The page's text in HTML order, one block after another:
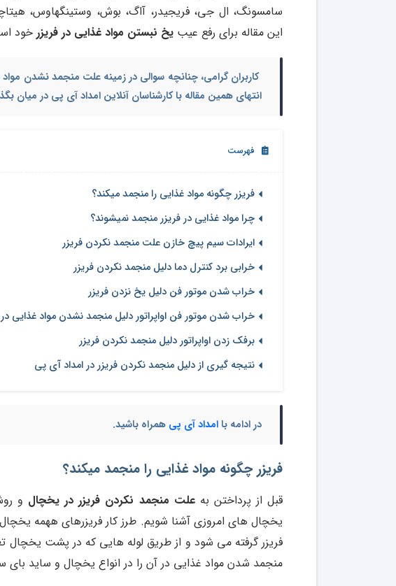
سامسونگ، ال جی، فریجیدر، آاگ، بوش، وستینگهاوس،
این مقاله برای رفع عیب یخ نبستن مواد غذایی در فریزر خود
کاربران گرامی، چنانچه سوالی در زمینهعلت منجمد نشدن مواد
انتهای همین مقاله با کارشناسان آنلاین امداد آی پی در میان
فهرست
فریزر چگونه مواد غذایی را منجمد میکند؟
چرا مواد غذایی در فریزر منجمد نمیشوند؟
ایرادات سیم پیچ خازن علت منجمد نکردن فریزر
خرابی برد کنترل دما دلیل منجمد نکردن فریزر
خراب شدن موتور فن دلیل یخ نزدن فریزر
خراب شدن موتور فن اواپراتور دلیل منجمد نشدن مواد غذایی در
برفک زدن اواپراتور دلیل منجمد نکردن فریزر
نتیجه گیری از دلیل منجمد نکردن فریزر در امداد آی پی
در ادامه با امداد آی پی همراه باشید.
فریزر چگونه مواد غذایی را منجمد میکند؟
قبل از پرداختن بهعلت منجمد نکردن فریزر در یخچال و
یخچال های امروزی آشنا شویم. طرز کار فریزرهای ههمه
فریزر گرفته می شود و از طریق لوله هایی که در پشت یخچال
منجمد شدن مواد غذایی در آن را در انواع یخچال و ساید